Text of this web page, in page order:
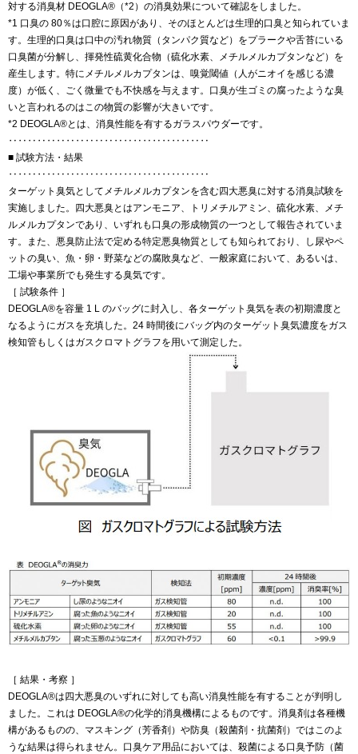
対する消臭材 DEOGLA®（*2）の消臭効果について確認をしました。
*1 口臭の 80％は口腔に原因があり、そのほとんどは生理的口臭と知られていま
す。生理的口臭は口中の汚れ物質（タンパク質など）をプラークや舌苔にいる
口臭菌が分解し、揮発性硫黄化合物（硫化水素、メチルメルカプタンなど）を
産生します。特にメチルメルカプタンは、嗅覚閾値（人がニオイを感じる濃
度）が低く、ごく微量でも不快感を与えます。口臭が生ゴミの腐ったような臭
いと言われるのはこの物質の影響が大きいです。
*2 DEOGLA®とは、消臭性能を有するガラスパウダーです。
‥‥‥‥‥‥‥‥‥‥‥‥‥‥‥‥‥‥‥‥‥
■ 試験方法・結果
‥‥‥‥‥‥‥‥‥‥‥‥‥‥‥‥‥‥‥‥‥
ターゲット臭気としてメチルメルカプタンを含む四大悪臭に対する消臭試験を
実施しました。四大悪臭とはアンモニア、トリメチルアミン、硫化水素、メチ
ルメルカプタンであり、いずれも口臭の形成物質の一つとして報告されていま
す。また、悪臭防止法で定める特定悪臭物質としても知られており、し尿やペ
ットの臭い、魚・卵・野菜などの腐敗臭など、一般家庭において、あるいは、
工場や事業所でも発生する臭気です。
［ 試験条件 ］
DEOGLA®を容量 1 L のバッグに封入し、各ターゲット臭気を表の初期濃度と
なるようにガスを充填した。24 時間後にバッグ内のターゲット臭気濃度をガス
検知管もしくはガスクロマトグラフを用いて測定した。
［ 結果・考察 ］
DEOGLA®は四大悪臭のいずれに対しても高い消臭性能を有することが判明し
ました。これは DEOGLA®の化学的消臭機構によるものです。消臭剤は各種機
構があるものの、マスキング（芳香剤）や防臭（殺菌剤・抗菌剤）ではこのよ
うな結果は得られません。口臭ケア用品においては、殺菌による口臭予防（菌